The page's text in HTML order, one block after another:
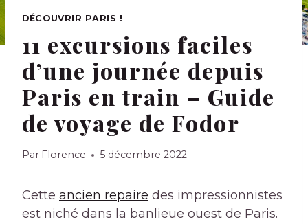
DÉCOUVRIR PARIS !
11 excursions faciles
d’une journée depuis
Paris en train – Guide
de voyage de Fodor
Par Florence 5 décembre 2022
Cette ancien repaire des impressionnistes
est niché dans la banlieue ouest de Paris.